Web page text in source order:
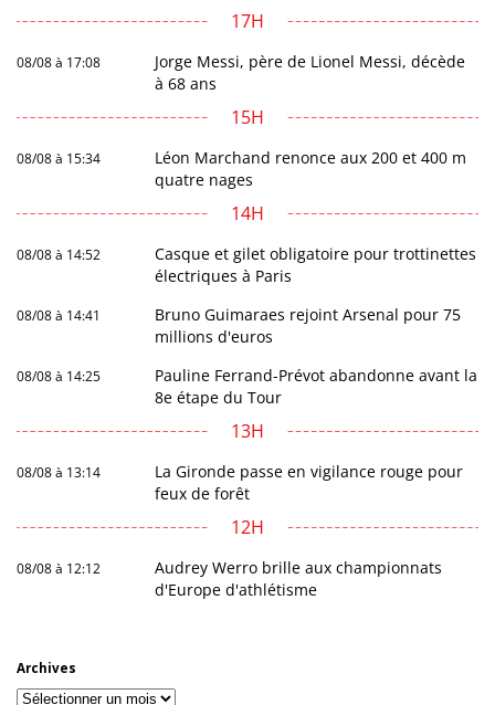
17H
08/08 à 17:08
Jorge Messi, père de Lionel Messi, décède
à 68 ans
15H
08/08 à 15:34
Léon Marchand renonce aux 200 et 400 m
quatre nages
14H
08/08 à 14:52
Casque et gilet obligatoire pour trottinettes
électriques à Paris
08/08 à 14:41
Bruno Guimaraes rejoint Arsenal pour 75
millions d'euros
08/08 à 14:25
Pauline Ferrand-Prévot abandonne avant la
8e étape du Tour
13H
08/08 à 13:14
La Gironde passe en vigilance rouge pour
feux de forêt
12H
08/08 à 12:12
Audrey Werro brille aux championnats
d'Europe d'athlétisme
Archives
Archives